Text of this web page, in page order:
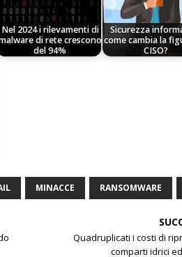
Nel 2024 i rilevamenti di
di rete crescono
del 94%
Sicurezza
come cambia la
CISO?
MINACCE RANSOMWARE
Quadruplicati i costi di
comparti idrici